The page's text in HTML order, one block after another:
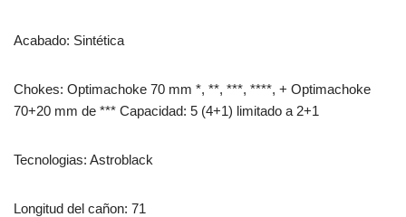
Acabado: Sintética
Chokes: Optimachoke 70 mm *, **, ***, ****, + Optimachoke
70+20 mm de *** Capacidad: 5 (4+1) limitado a 2+1
Tecnologias: Astroblack
Longitud del cañon: 71